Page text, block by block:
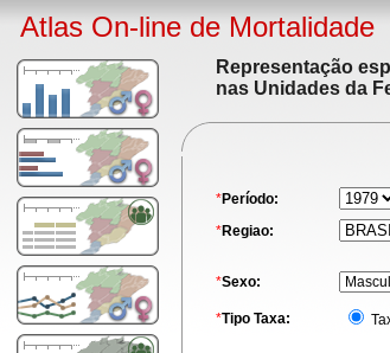
Atlas On-line de Mortalidade
Representação
nas Unidades da
*Período:
*Regiao:
*Sexo:
*Tipo Taxa: